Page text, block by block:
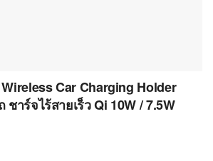
Car Charging Holder
าร์จไร้สายเร็ว Qi 10W / 7.5W